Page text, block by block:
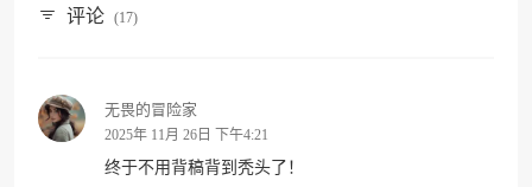
评论 (17)
无畏的冒险家
2025年 11月 26日 下午4:21
终于不用背稿背到秃头了！